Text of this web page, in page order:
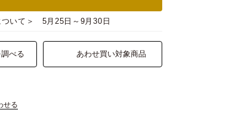
いて＞ 5月25日～9月30日
べる あわせ買い対象商品
せる